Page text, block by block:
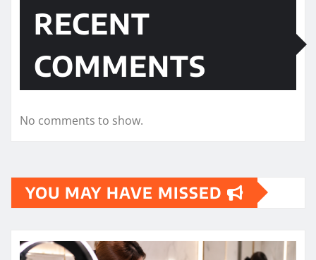
RECENT
COMMENTS
No comments to show.
YOU MAY HAVE MISSED